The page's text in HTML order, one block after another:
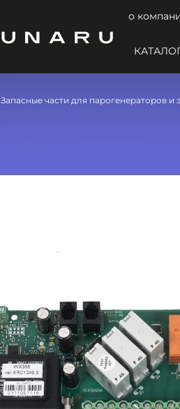
о
Запасные части для парогенераторов и